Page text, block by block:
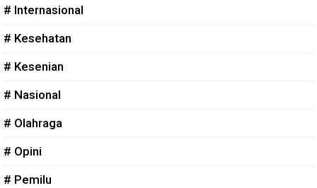
# Internasional
# Kesehatan
# Kesenian
# Nasional
# Olahraga
# Opini
# Pemilu